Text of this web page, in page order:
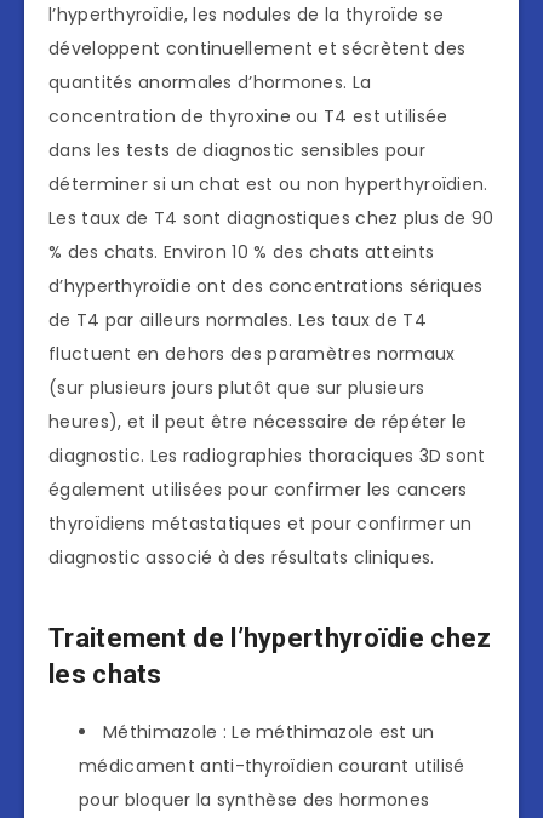
l’hyperthyroïdie, les nodules de la thyroïde se
développent continuellement et sécrètent des
quantités anormales d’hormones. La
concentration de thyroxine ou T4 est utilisée
dans les tests de diagnostic sensibles pour
déterminer si un chat est ou non hyperthyroïdien.
Les taux de T4 sont diagnostiques chez plus de 90
% des chats. Environ 10 % des chats atteints
d’hyperthyroïdie ont des concentrations sériques
de T4 par ailleurs normales. Les taux de T4
fluctuent en dehors des paramètres normaux
(sur plusieurs jours plutôt que sur plusieurs
heures), et il peut être nécessaire de répéter le
diagnostic. Les radiographies thoraciques 3D sont
également utilisées pour confirmer les cancers
thyroïdiens métastatiques et pour confirmer un
diagnostic associé à des résultats cliniques.
Traitement de l’hyperthyroïdie chez
les chats
Méthimazole : Le méthimazole est un
médicament anti-thyroïdien courant utilisé
pour bloquer la synthèse des hormones